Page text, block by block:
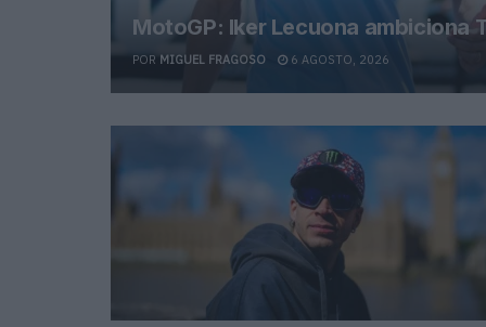
MotoGP: Iker Lecuona ambiciona
POR MIGUEL FRAGOSO 6 AGOSTO, 2026